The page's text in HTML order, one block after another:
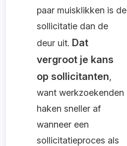
paar muisklikken is de
sollicitatie dan de
deur uit. Dat
vergroot je kans
op sollicitanten,
want werkzoekenden
haken sneller af
wanneer een
sollicitatieproces als